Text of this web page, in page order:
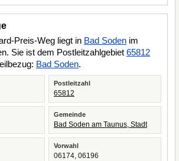
Preis-Weg liegt in Bad Soden im
Sie ist dem Postleitzahlgebiet 65812
Bad Soden.
Postleitzahl
65812
Gemeinde
Bad Soden am Taunus, Stadt
Vorwahl
06174, 06196